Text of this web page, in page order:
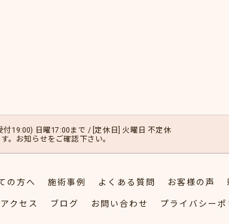
付19:00) 日曜17:00まで / [定休日] 火曜日 不定休
。お知らせをご確認下さい。
の方へ 施術事例 よくある質問 お客様の声
アクセス ブログ お問い合わせ プライバシーポ